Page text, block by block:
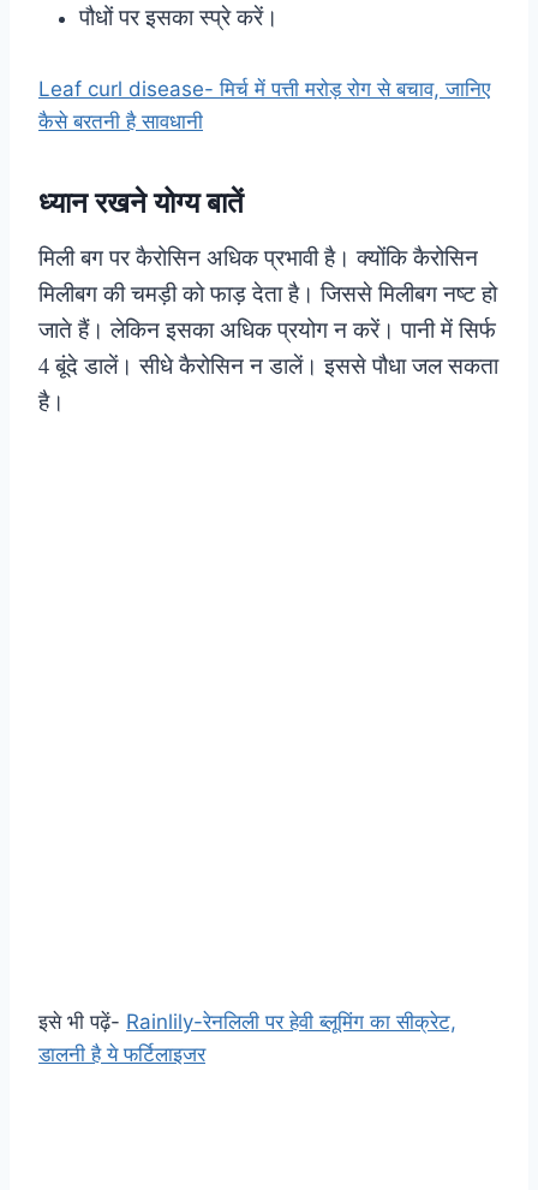
पौधों पर इसका स्प्रे करें।
Leaf curl disease- मिर्च में पत्ती मरोड़ रोग से बचाव, जानिए
कैसे बरतनी है सावधानी
ध्यान रखने योग्य बातें
मिली बग पर कैरोसिन अधिक प्रभावी है। क्योंकि कैरोसिन
मिलीबग की चमड़ी को फाड़ देता है। जिससे मिलीबग नष्ट हो
जाते हैं। लेकिन इसका अधिक प्रयोग न करें। पानी में सिर्फ
4 बूंदे डालें। सीधे कैरोसिन न डालें। इससे पौधा जल सकता
है।
इसे भी पढ़ें- Rainlily-रेनलिली पर हेवी ब्लूमिंग का सीक्रेट,
डालनी है ये फर्टिलाइजर